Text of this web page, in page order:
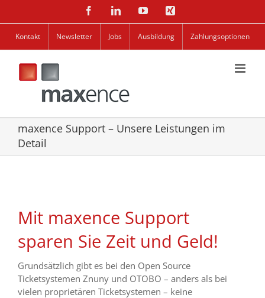
springen
FacebookLinkedInYouTubeXing
Kontakt Newsletter Jobs Ausbildung Zahlungsoptionen
maxence Support – Unsere Leistungen im
Detail
Mit maxence Support
sparen Sie Zeit und Geld!
Grundsätzlich gibt es bei den Open Source
Ticketsystemen Znuny und OTOBO – anders als bei
vielen proprietären Ticketsystemen – keine